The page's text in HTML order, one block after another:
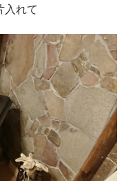
入れて